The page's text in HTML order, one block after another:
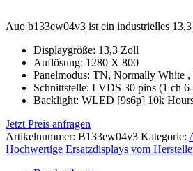
Auo b133ew04v3 ist ein industrielles
Displaygröße: 13,3 Zoll
Auflösung: 1280 X 800
Panelmodus: TN, Normally White ,
Schnittstelle: LVDS 30 pins (1 ch
Backlight: WLED [9s6p] 10k
Jetzt Preis anfragen
Artikelnummer: B133ew04v3 Kategorie:
Hochwertige Ersatzdisplays vom